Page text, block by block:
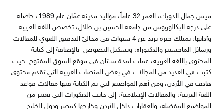
ميس جمال الدويك، العمر 32 عاماً، مواليد مدينة عمّان عام 1989، حاصلة
على درجة البكالوريوس من جامعة الحسين بن طلال، تخصص اللغة العربية
وآدابها، تمتلك خبرة تزيد عن 4 سنوات في مجاليّ التدقيق اللغوي للمقالات
ورسائل الماجستير والدكتوراه، وتشكيل النصوص، بالإضافة إلى كتابة
المحتوى باللغة العربية، عملت لمدة سنتان في موقع السوق المفتوح، حيث
كتبت في العديد من المجالات في بعض المنصات العربية التي تقدم محتوى
هادف في الأردن، ومن أهم المواضيع التي تم الكتابة فيها مقالات قواعد
اللغة العربية، والمقالات الإسلامية، إلى جانب الديكورات التي تعتبر من
المواضيع المفضلة، والعقارات داخل الأردن وخارجها كمصر ودول الخليج